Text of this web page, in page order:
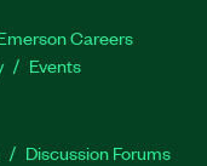
Careers
Events
Discussion Forums